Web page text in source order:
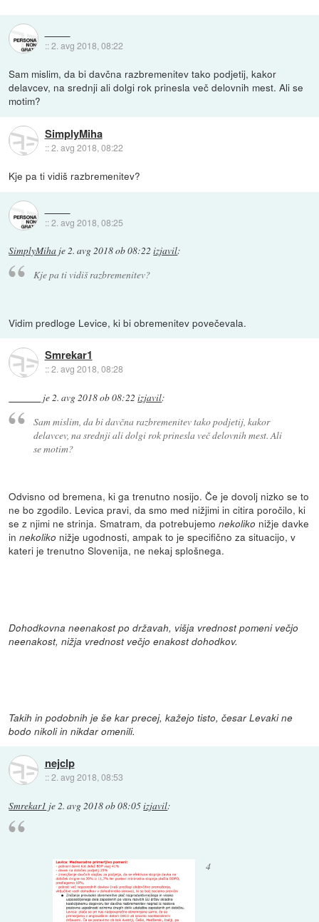
::2. avg 2018, 08:22
Sam mislim, da bi davčna razbremenitev tako podjetij, kakor
delavcev, na srednji ali dolgi rok prinesla več delovnih mest. Ali se
motim?
SimplyMiha
::2. avg 2018, 08:22
Kje pa ti vidiš razbremenitev?
::2. avg 2018, 08:25
SimplyMiha je2. avg 2018 ob 08:22 izjavil:
Kje pa ti vidiš razbremenitev?
Vidim predloge Levice, ki bi obremenitev povečevala.
Smrekar1
::2. avg 2018, 08:28
je2. avg 2018 ob 08:22 izjavil:
Sam mislim, da bi davčna razbremenitev tako podjetij, kakor
delavcev, na srednji ali dolgi rok prinesla več delovnih mest. Ali
se motim?
Odvisno od bremena, ki ga trenutno nosijo. Če je dovolj nizko se to
ne bo zgodilo. Levica pravi, da smo med nižjimi in citira poročilo, ki
se z njimi ne strinja. Smatram, da potrebujemonekoliko nižje davke
innekoliko nižje ugodnosti, ampak to je specifično za situacijo, v
kateri je trenutno Slovenija, ne nekaj splošnega.
Dohodkovna neenakost po državah, višja vrednost pomeni večjo
neenakost, nižja vrednost večjo enakost dohodkov.
Takih in podobnih je še kar precej, kažejo tisto, česar Levaki ne
bodo nikoli in nikdar omenili.
nejclp
::2. avg 2018, 08:53
Smrekar1 je2. avg 2018 ob 08:05izjavil:
4